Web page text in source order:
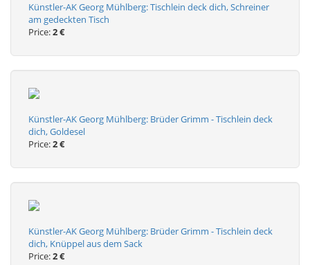
Künstler-AK Georg Mühlberg: Tischlein deck dich, Schreiner
am gedeckten Tisch
Price:2 €
Künstler-AK Georg Mühlberg: Brüder Grimm - Tischlein deck
dich, Goldesel
Price:2 €
Künstler-AK Georg Mühlberg: Brüder Grimm - Tischlein deck
dich, Knüppel aus dem Sack
Price:2 €